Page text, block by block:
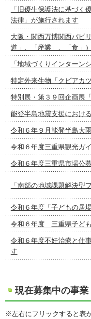
「旧優生保護法に基づく
法律」が施行されます
大阪・関西万博関西パビ
道」、「産業」、「食」
「地域づくりインターン
特定外来生物「クビアカ
特別展・第３９回企画展
能登半島地震支援におけ
令和６年９月能登半島大
令和６年度三重県観光ガ
令和６年度三重県市場公
「南部の地域課題解決型
令和６年度「子どもの居
令和６年度 三重県子ど
令和６年度不妊治療と仕
す
現在募集中の事業
※左右にフリックすると表